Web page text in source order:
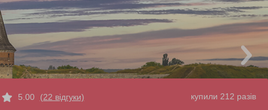
5.00 (22 відгуки) купили 212 разів